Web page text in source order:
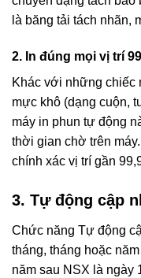
là băng tải tách nhãn,
2. In đúng mọi vị trí
Khác với những chiếc
mực khô (dạng cuộn,
máy in phun tự động
thời gian chờ trên
chính xác vị trí gần
3. Tự động cập
Chức năng Tự động
tháng, tháng hoặc
năm sau NSX là ngày